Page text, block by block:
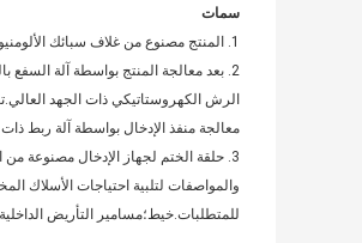
سمات
1. المنتج مصنوع من غلاف سبائك الألومنيوم ويتم ضغطه بواسطة عملية الصب "صب القوالب ذات درجة الحرارة العالية لمرة واحدة".
2. بعد معالجة المنتج بواسطة آلة
معالجة منفذ الإدخال بواسطة آلة ربط
3. حلقة الختم لجهاز الإدخال مصنوعة
للمتطلبات.خيط؛مسامير التأريض